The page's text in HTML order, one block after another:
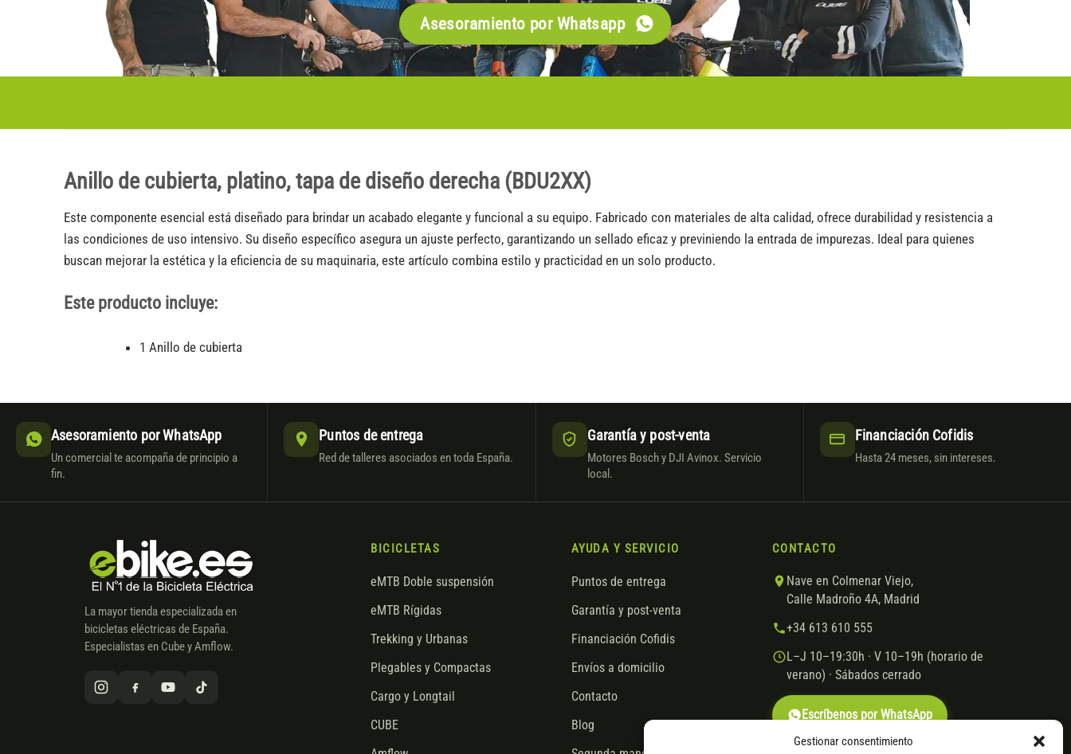
Gestionar consentimiento
Asesoramiento por Whatsapp
Anillo de cubierta, platino, tapa de diseño derecha (BDU2XX)
Este componente esencial está diseñado para brindar un acabado elegante y funcional a su equipo. Fabricado con materiales de alta calidad, ofrece durabilidad y resistencia a
las condiciones de uso intensivo. Su diseño específico asegura un ajuste perfecto, garantizando un sellado eficaz y previniendo la entrada de impurezas. Ideal para quienes
buscan mejorar la estética y la eficiencia de su maquinaria, este artículo combina estilo y practicidad en un solo producto.
Este producto incluye:
1 Anillo de cubierta
Asesoramiento por WhatsApp
Un comercial te acompaña de principio a
fin.
Puntos de entrega
Red de talleres asociados en toda España.
Garantía y post-venta
Motores Bosch y DJI Avinox. Servicio
local.
Financiación Cofidis
Hasta 24 meses, sin intereses.
La mayor tienda especializada en
bicicletas eléctricas de España.
Especialistas en Cube y Amflow.
BICICLETAS
eMTB Doble suspensión
eMTB Rígidas
Trekking y Urbanas
Plegables y Compactas
Cargo y Longtail
CUBE
AYUDA Y SERVICIO
Puntos de entrega
Garantía y post-venta
Financiación Cofidis
Envíos a domicilio
Contacto
Blog
CONTACTO
Nave en Colmenar Viejo,
Calle Madroño 4A, Madrid
+34 613 610 555
L–J 10–19:30h · V 10–19h (horario de
verano) · Sábados cerrado
Escríbenos por WhatsApp